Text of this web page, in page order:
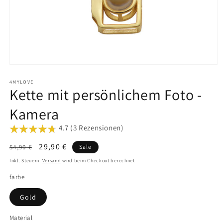
in
Modal
öffnen
4MYLOVE
Kette mit persönlichem Foto -
Kamera
4.7 (3 Rezensionen)
Normaler
Preis
54,90 € Verkaufspreis
29,90 € Sale
Inkl. Steuern. Versand wird beim Checkout berechnet
farbe
Gold
Material